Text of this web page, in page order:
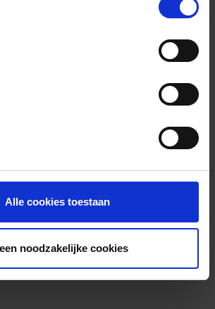
Alle cookies toestaan
noodzakelijke cookies